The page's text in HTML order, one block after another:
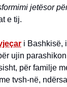
jetësor
e tij.
i Bashkisë,
ujin
për familje
tvsh-në,